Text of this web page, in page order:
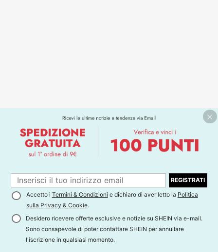
REGISTRATI
Accetto i Termini & Condizioni e dichiaro di aver letto la Politica
sulla Privacy & Cookie.
Desidero ricevere offerte esclusive e notizie su SHEIN via e-mail.
Sono consapevole di poter contattare SHEIN per annullare
l'iscrizione in qualsiasi momento.